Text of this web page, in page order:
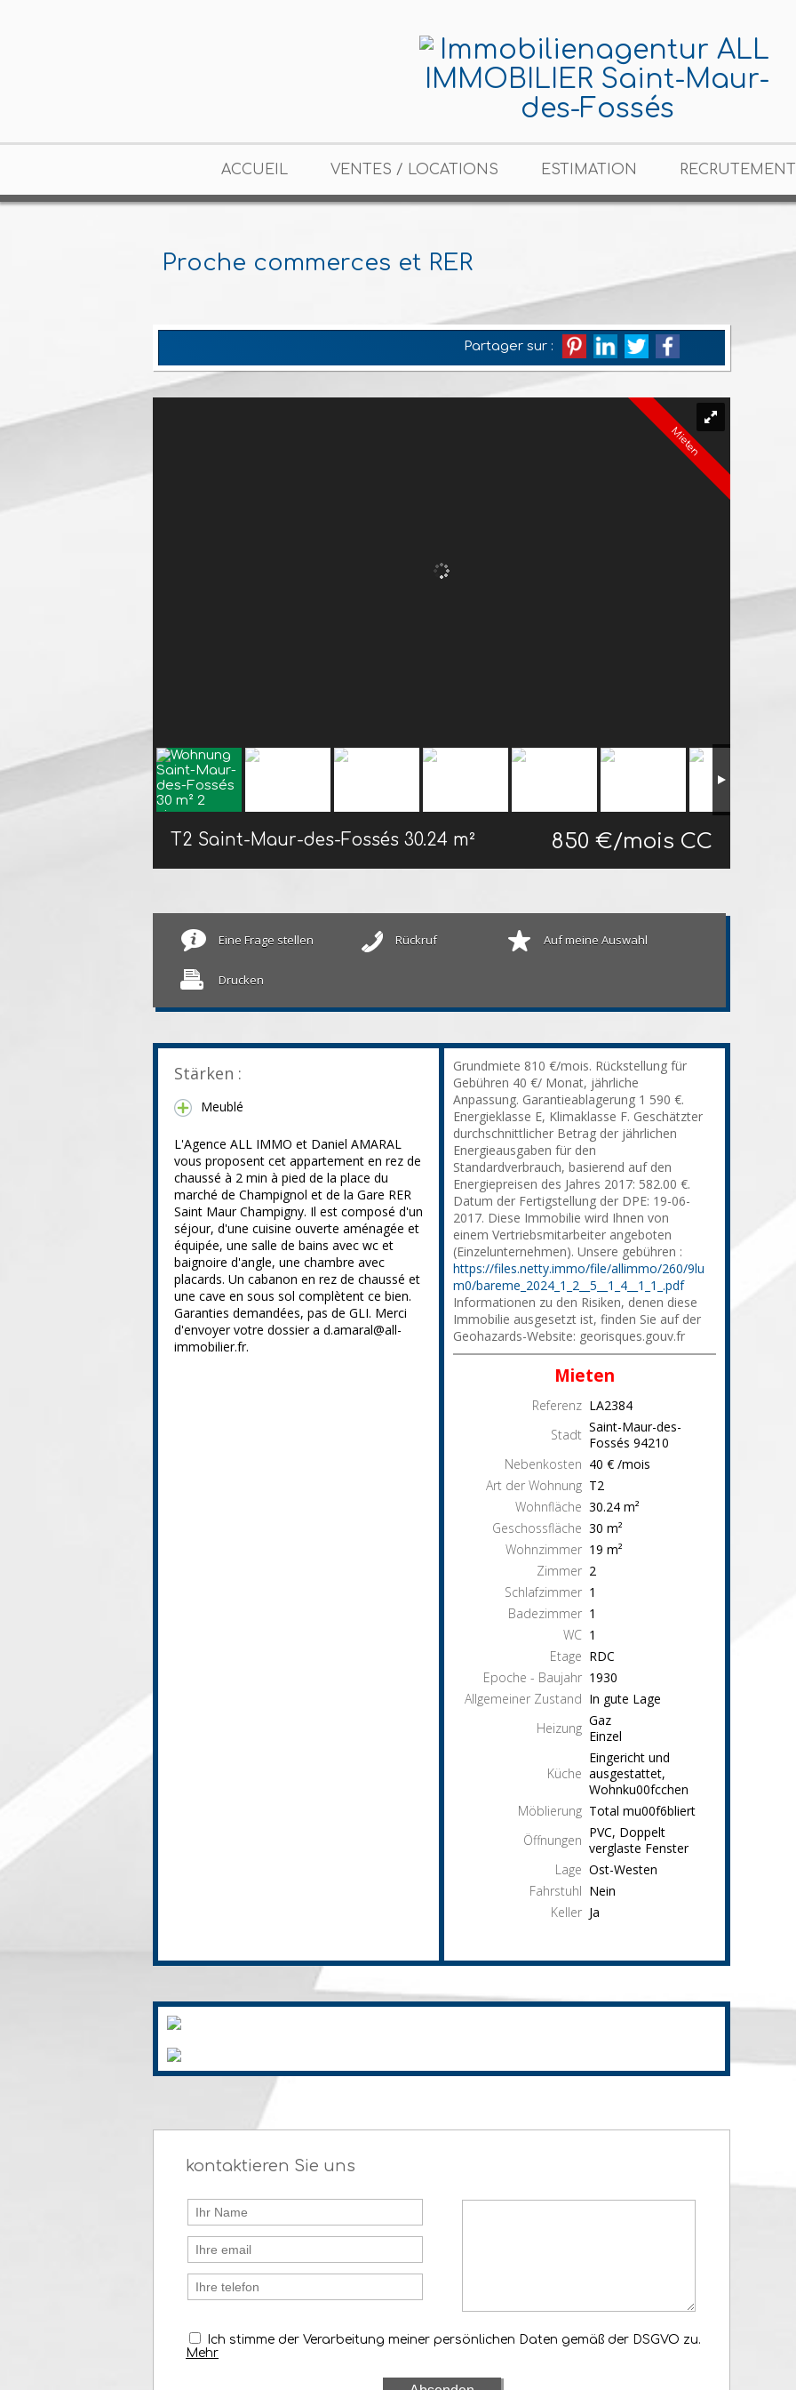
ACCUEIL VENTES / LOCATIONS ESTIMATION RECRUTEMENT
Proche commerces et RER
Partager sur :
Mieten
T2 Saint-Maur-des-Fossés 30.24 m² 850 €/mois CC
Eine Frage stellen Rückruf Auf meine Auswahl
Drucken
Stärken :
Meublé
L'Agence ALL IMMO et Daniel AMARAL
vous proposent cet appartement en rez de
chaussé à 2 min à pied de la place du
marché de Champignol et de la Gare RER
Saint Maur Champigny. Il est composé d'un
séjour, d'une cuisine ouverte aménagée et
équipée, une salle de bains avec wc et
baignoire d'angle, une chambre avec
placards. Un cabanon en rez de chaussé et
une cave en sous sol complètent ce bien.
Garanties demandées, pas de GLI. Merci
d'envoyer votre dossier a d.amaral@all-
immobilier.fr.
Grundmiete 810 €/mois. Rückstellung für
Gebühren 40 €/ Monat, jährliche
Anpassung. Garantieablagerung 1 590 €.
Energieklasse E, Klimaklasse F. Geschätzter
durchschnittlicher Betrag der jährlichen
Energieausgaben für den
Standardverbrauch, basierend auf den
Energiepreisen des Jahres 2017: 582.00 €.
Datum der Fertigstellung der DPE: 19-06-
2017. Diese Immobilie wird Ihnen von
einem Vertriebsmitarbeiter angeboten
(Einzelunternehmen). Unsere gebühren :
https://files.netty.immo/file/allimmo/260/9lu
m0/bareme_2024_1_2__5__1_4__1_1_.pdf
Informationen zu den Risiken, denen diese
Immobilie ausgesetzt ist, finden Sie auf der
Geohazards-Website: georisques.gouv.fr
Mieten
Referenz LA2384
Stadt Saint-Maur-des-
Fossés 94210
Nebenkosten 40 € /mois
Art der Wohnung T2
Wohnfläche 30.24 m²
Geschossfläche 30 m²
Wohnzimmer 19 m²
Zimmer 2
Schlafzimmer 1
Badezimmer 1
WC 1
Etage RDC
Epoche - Baujahr 1930
Allgemeiner Zustand In gute Lage
Heizung Gaz
Einzel
Küche
Eingericht und
ausgestattet,
Wohnku00fcchen
Möblierung Total mu00f6bliert
Öffnungen PVC, Doppelt
verglaste Fenster
Lage Ost-Westen
Fahrstuhl Nein
Keller Ja
kontaktieren Sie uns
Ich stimme der Verarbeitung meiner persönlichen Daten gemäß der DSGVO zu.
Mehr